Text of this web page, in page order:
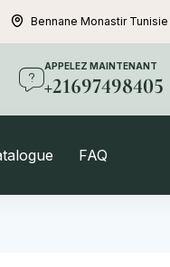
Bennane Monastir Tunisie
APPELEZ MAINTENANT
+21697498405
FAQ